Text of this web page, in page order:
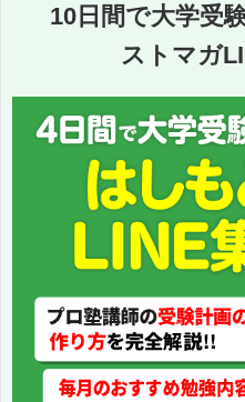
10日間で大学受
ストマガ